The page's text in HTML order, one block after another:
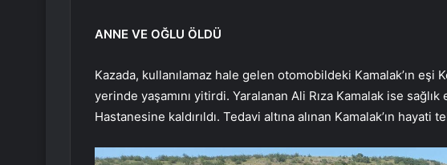
ANNE VE OĞLU ÖLDÜ
Kazada, kullanılamaz hale gelen otomobildeki Kamalak’ın eşi
yerinde yaşamını yitirdi. Yaralanan Ali Rıza Kamalak ise
Hastanesine kaldırıldı. Tedavi altına alınan Kamalak’ın